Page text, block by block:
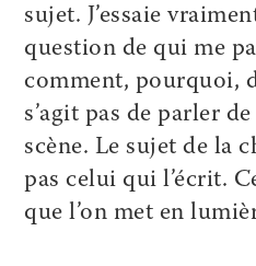
sujet. J’essaie
question de qui me
comment, pourquoi,
s’agit pas de parler
scène. Le sujet de la
pas celui qui l’écrit.
que l’on met en